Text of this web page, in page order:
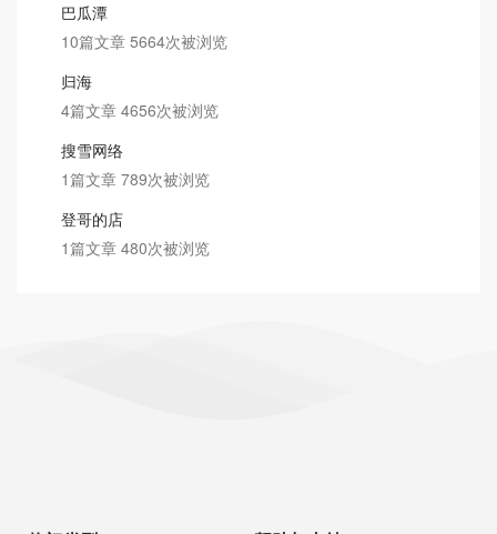
巴瓜潭
10篇文章 5664次被浏览
归海
4篇文章 4656次被浏览
搜雪网络
1篇文章 789次被浏览
登哥的店
1篇文章 480次被浏览